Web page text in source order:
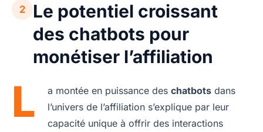
2
Le potentiel croissant
des chatbots pour
monétiser l’affiliation
L a montée en puissance des chatbots dans
l’univers de l’affiliation s’explique par leur
capacité unique à offrir des interactions